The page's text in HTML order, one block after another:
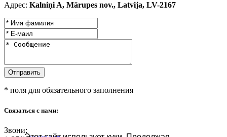
Адрес: Kalniņi A, Mārupes nov., Latvija, LV-2167
* поля для обязательного заполнения
Связаться с нами:
Звони: